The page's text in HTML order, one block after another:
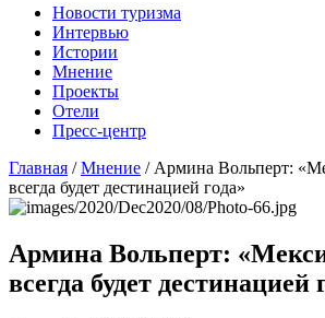
Новости туризма
Интервью
Истории
Мнение
Проекты
Отели
Пресс-центр
Главная /Мнение / Армина Вольперт:
всегда будет дестинацией года»
Армина Вольперт:
всегда будет дестинацией